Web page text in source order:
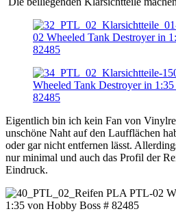
Eigentlich bin ich kein Fan von
unschöne Naht auf den Laufflächen
oder gar nicht entfernen lässt.
nur minimal und auch das Profil der
Eindruck.